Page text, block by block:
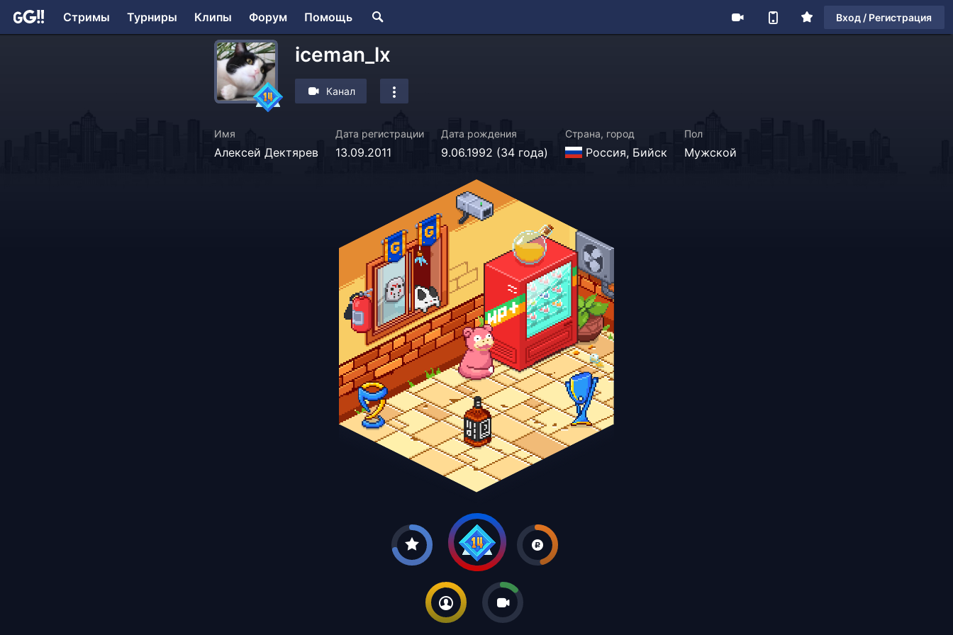
Стримы Турниры Клипы Форум Помощь Вход / Регистрация
iceman_lx
Канал
Имя
Алексей Дектярев
Дата регистрации
13.09.2011
Дата рождения
9.06.1992 (34 года)
Страна, город
Россия, Бийск
Пол
Мужской